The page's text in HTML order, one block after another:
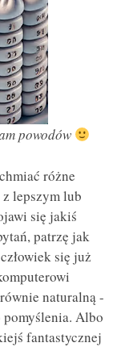
powodów
różne
lepszym lub
się jakiś
patrzę jak
się już
naturalną -
pomyślenia. Albo
fantastycznej